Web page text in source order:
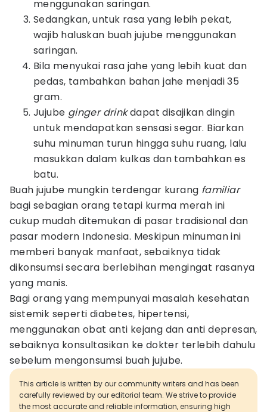
menggunakan saringan.
Sedangkan, untuk rasa yang lebih pekat,
wajib haluskan buah jujube menggunakan
saringan.
Bila menyukai rasa jahe yang lebih kuat dan
pedas, tambahkan bahan jahe menjadi 35
gram.
Jujube ginger drinkdapat disajikan dingin
untuk mendapatkan sensasi segar. Biarkan
suhu minuman turun hingga suhu ruang, lalu
masukkan dalam kulkas dan tambahkan es
batu.
Buah jujube mungkin terdengar kurang familiar
bagi sebagian orang tetapi kurma merah ini
cukup mudah ditemukan di pasar tradisional dan
pasar modern Indonesia. Meskipun minuman ini
memberi banyak manfaat, sebaiknya tidak
dikonsumsi secara berlebihan mengingat rasanya
yang manis.
Bagi orang yang mempunyai masalah kesehatan
sistemik seperti diabetes, hipertensi,
menggunakan obat anti kejang dan anti depresan,
sebaiknya konsultasikan ke dokter terlebih dahulu
sebelum mengonsumsi buah jujube.
This article is written by our community writers and has been
carefully reviewed by our editorial team. We strive to provide
the most accurate and reliable information, ensuring high